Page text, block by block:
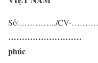
Số:…………../CV-
………………………
phúc